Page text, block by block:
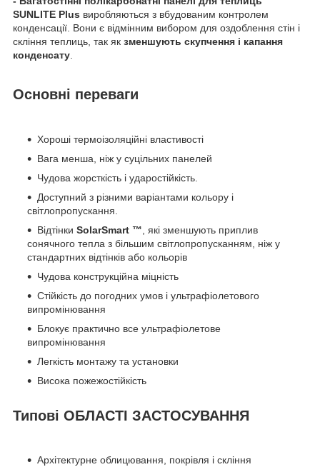
SUNLITE Plus виробляються з вбудованим контролем
конденсації. Вони є відмінним вибором для оздоблення стін і
скління теплиць, так як зменшують скупчення і капання
конденсату
Основні переваги
Хороші термоізоляційні властивості
Вага менша, ніж у суцільних панелей
Чудова жорсткість і ударостійкість.
Доступний з різними варіантами кольору і
світлопропускання.
Відтінки SolarSmart ™ , які зменшують приплив
сонячного тепла з більшим світлопропусканням, ніж у
стандартних відтінків або кольорів
Чудова конструкційна міцність
Стійкість до погодних умов і ультрафіолетового
випромінювання
Блокує практично все ультрафіолетове
випромінювання
Легкість монтажу та установки
Висока пожежостійкість
Типові ОБЛАСТІ ЗАСТОСУВАННЯ
Архітектурне облицювання, покрівля і скління